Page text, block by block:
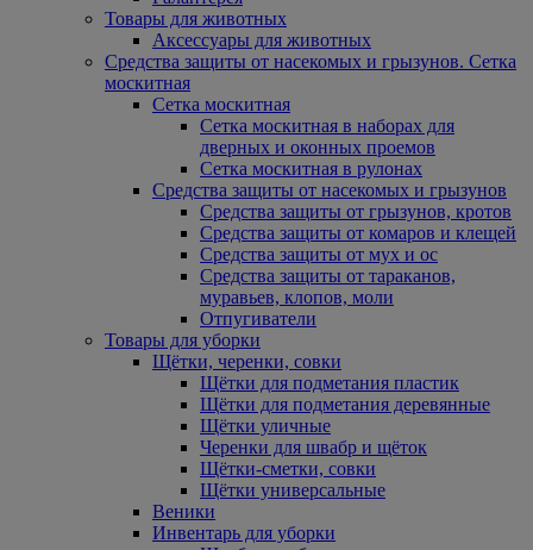
Товары для животных
Аксессуары для животных
Средства защиты от насекомых и грызунов. Сетка
москитная
Сетка москитная
Сетка москитная в наборах для
дверных и оконных проемов
Сетка москитная в рулонах
Средства защиты от насекомых и грызунов
Средства защиты от грызунов, кротов
Средства защиты от комаров и клещей
Средства защиты от мух и ос
Средства защиты от тараканов,
муравьев, клопов, моли
Отпугиватели
Товары для уборки
Щётки, черенки, совки
Щётки для подметания пластик
Щётки для подметания деревянные
Щётки уличные
Черенки для швабр и щёток
Щётки-сметки, совки
Щётки универсальные
Веники
Инвентарь для уборки